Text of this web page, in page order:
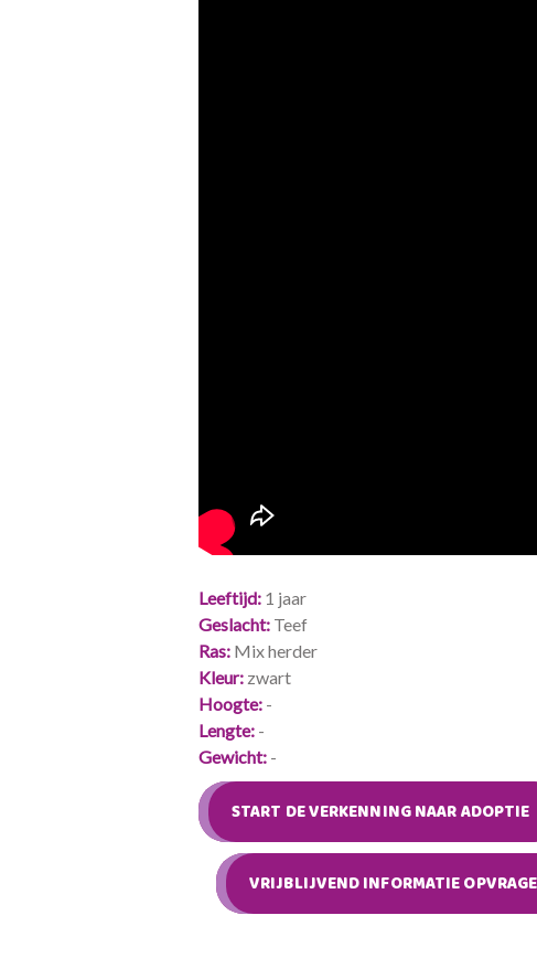
Leeftijd 1 jaar
Geslacht Teef
Ras Mix herder
Kleur zwart
Hoogte -
Lengte -
Gewicht -
START DE VERKENNING NAAR ADOPTIE
VRIJBLIJVEND INFORMATIE